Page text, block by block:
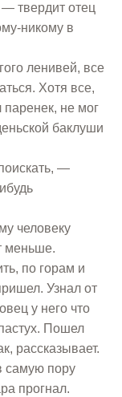
твердит отец
никому в
ленивей, все
Хотя все,
не мог
баклуши
—
человеку
меньше.
по горам и
Узнал от
у него что
Пошел
рассказывает.
самую пору
прогнал.